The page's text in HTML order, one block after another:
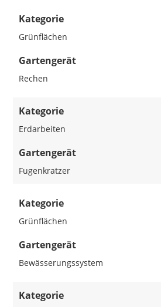
Kategorie
Grünflächen
Gartengerät
Rechen
Kategorie
Erdarbeiten
Gartengerät
Fugenkratzer
Kategorie
Grünflächen
Gartengerät
Bewässerungssystem
Kategorie